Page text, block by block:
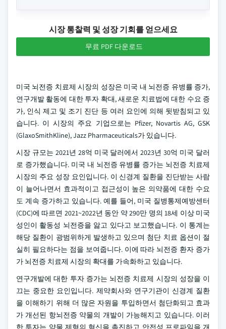
시장 통찰력 및 성장 기회를 얻으세요
무료 PDF 다운로드
미국 뇌전증 치료제 시장의 성장은 미국 내 뇌전증 유병률 증가,
연구개발 활동에 대한 투자 확대, 새로운 치료법에 대한 수요 증
가, 인식 제고 및 조기 진단 등 여러 요인에 의해 뒷받침되고 있
습니다. 이 시장의 주요 기업으로는 Pfizer, Novartis AG, GSK
(GlaxoSmithKline), Jazz Pharmaceuticals가 있습니다.
시장 규모는 2021년 28억 미국 달러에서 2023년 30억 미국 달러
로 증가했습니다. 미국 내 뇌전증 유병률 증가는 뇌전증 치료제
시장의 주요 성장 요인입니다. 이 신경계 질환을 진단받는 사람
이 늘어나면서 효과적이고 접근성이 높은 의약품에 대한 수요
도 계속 증가하고 있습니다. 예를 들어, 미국 질병통제예방센터
(CDC)에 따르면 2021~2022년 동안 약 290만 명의 18세 이상 미국
성인이 활동성 뇌전증을 앓고 있다고 보고했습니다. 이 통계는
해당 질환이 광범위하게 발생하고 있으며 첨단 치료 옵션이 절
실히 필요하다는 점을 보여줍니다. 이에 따라 뇌전증 환자 증가
가 뇌전증 치료제 시장의 확대를 가속화하고 있습니다.
연구개발에 대한 투자 증가는 뇌전증 치료제 시장의 성장을 이
끄는 중요한 요인입니다. 제약회사와 연구기관이 신경계 질환
을 이해하기 위해 더 많은 자원을 투입하면서 첨단화되고 효과
가 개선된 항뇌전증 약물의 개발이 가능해지고 있습니다. 이러
한 투자는 약물 제형의 혁신을 촉진하고 안전성 프로파일을 개